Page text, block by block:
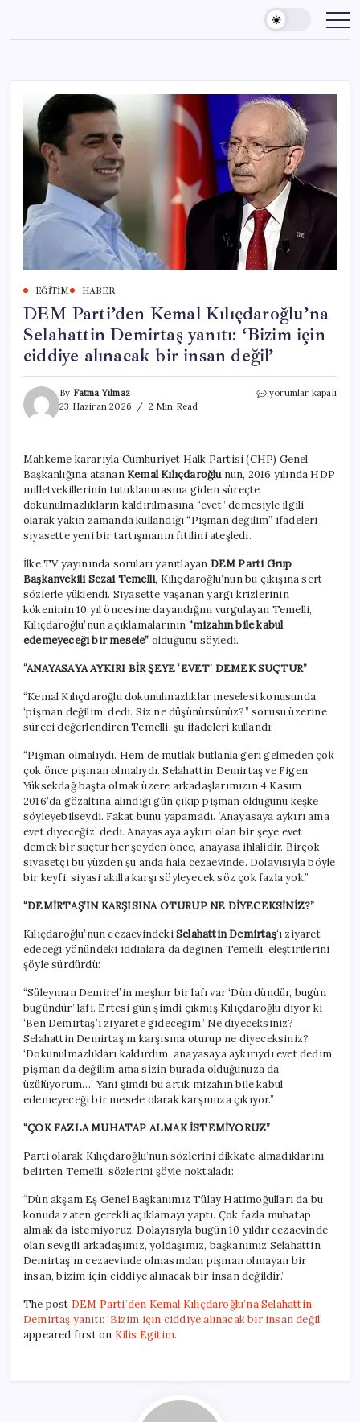
content
EĞITIM HABER
DEM Parti’den Kemal Kılıçdaroğlu’na
Selahattin Demirtaş yanıtı: ‘Bizim için
ciddiye alınacak bir insan değil’
By Fatma Yılmaz
23 Haziran 2026
2 Min Read
DEM
Demirtaş
yanıtı:
için
ciddiye
değil’
için
yorumlar kapalı
Mahkeme kararıyla Cumhuriyet Halk Partisi (CHP) Genel
Başkanlığına atananKemal Kılıçdaroğlu‘nun, 2016 yılında HDP
milletvekillerinin tutuklanmasına giden süreçte
dokunulmazlıkların kaldırılmasına “evet” demesiyle ilgili
olarak yakın zamanda kullandığı “Pişman değilim” ifadeleri
siyasette yeni bir tartışmanın fitilini ateşledi.
İlke TV yayınında soruları yanıtlayan DEM Parti Grup
Başkanvekili Sezai Temelli, Kılıçdaroğlu’nun bu çıkışına sert
sözlerle yüklendi. Siyasette yaşanan yargı krizlerinin
kökeninin 10 yıl öncesine dayandığını vurgulayan Temelli,
Kılıçdaroğlu’nun açıklamalarının “mizahın bile kabul
edemeyeceği bir mesele” olduğunu söyledi.
“ANAYASAYA AYKIRI BİR ŞEYE ‘EVET’ DEMEK SUÇTUR”
“Kemal Kılıçdaroğlu dokunulmazlıklar meselesi konusunda
‘pişman değilim’ dedi. Siz ne düşünürsünüz?” sorusu üzerine
süreci değerlendiren Temelli, şu ifadeleri kullandı:
“Pişman olmalıydı. Hem de mutlak butlanla geri gelmeden çok
çok önce pişman olmalıydı. Selahattin Demirtaş ve Figen
Yüksekdağ başta olmak üzere arkadaşlarımızın 4 Kasım
2016’da gözaltına alındığı gün çıkıp pişman olduğunu keşke
söyleyebilseydi. Fakat bunu yapamadı. ‘Anayasaya aykırı ama
evet diyeceğiz’ dedi. Anayasaya aykırı olan bir şeye evet
demek bir suçtur her şeyden önce, anayasa ihlalidir. Birçok
siyasetçi bu yüzden şu anda hala cezaevinde. Dolayısıyla böyle
bir keyfi, siyasi akılla karşı söyleyecek söz çok fazla yok.”
“DEMİRTAŞ’IN KARŞISINA OTURUP NE DİYECEKSİNİZ?”
Kılıçdaroğlu’nun cezaevindekiSelahattin Demirtaş‘ı ziyaret
edeceği yönündeki iddialara da değinen Temelli, eleştirilerini
şöyle sürdürdü:
“Süleyman Demirel’in meşhur bir lafı var ‘Dün dündür, bugün
bugündür’ lafı. Ertesi gün şimdi çıkmış Kılıçdaroğlu diyor ki
‘Ben Demirtaş’ı ziyarete gideceğim.’ Ne diyeceksiniz?
Selahattin Demirtaş’ın karşısına oturup ne diyeceksiniz?
‘Dokunulmazlıkları kaldırdım, anayasaya aykırıydı evet dedim,
pişman da değilim ama sizin burada olduğunuza da
üzülüyorum…’ Yani şimdi bu artık mizahın bile kabul
edemeyeceği bir mesele olarak karşımıza çıkıyor.”
“ÇOK FAZLA MUHATAP ALMAK İSTEMİYORUZ”
Parti olarak Kılıçdaroğlu’nun sözlerini dikkate almadıklarını
belirten Temelli, sözlerini şöyle noktaladı:
“Dün akşam Eş Genel Başkanımız Tülay Hatimoğulları da bu
konuda zaten gerekli açıklamayı yaptı. Çok fazla muhatap
almak da istemiyoruz. Dolayısıyla bugün 10 yıldır cezaevinde
olan sevgili arkadaşımız, yoldaşımız, başkanımız Selahattin
Demirtaş’ın cezaevinde olmasından pişman olmayan bir
insan, bizim için ciddiye alınacak bir insan değildir.”
The post DEM Parti’den Kemal Kılıçdaroğlu’na Selahattin
Demirtaş yanıtı: ‘Bizim için ciddiye alınacak bir insan değil’
appeared first on Kilis Egitim.